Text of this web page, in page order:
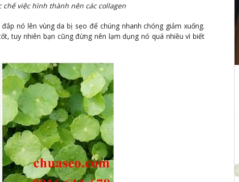
việc hình thành nên các collagen
nó lên vùng da bị sẹo để chúng nhanh chóng giảm xuống.
tuy nhiên bạn cũng đừng nên lạm dụng nó quá nhiều vì biết